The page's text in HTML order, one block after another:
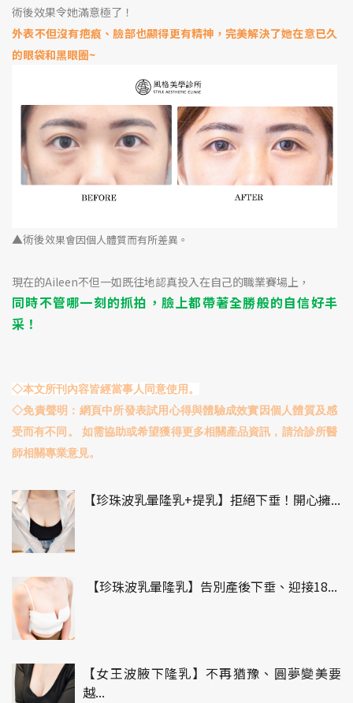
術後效果令她滿意極了！
外表不但沒有疤痕、臉部也顯得更有精神，完美解決了她在意已久
的眼袋和黑眼圈~
▲術後效果會因個人體質而有所差異。
現在的Aileen不但一如既往地認真投入在自己的職業賽場上，
同時不管哪一刻的抓拍，臉上都帶著全勝般的自信好丰
采！
◇本文所刊內容皆經當事人同意使用。
◇免責聲明：網頁中所發表試用心得與體驗成效實因個人體質及感
受而有不同。 如需協助或希望獲得更多相關產品資訊，請洽診所醫
師相關專業意見。
【珍珠波乳暈隆乳+提乳】拒絕下垂！開心擁...
【珍珠波乳暈隆乳】告別產後下垂、迎接18...
【女王波腋下隆乳】不再猶豫、圓夢變美要
越...